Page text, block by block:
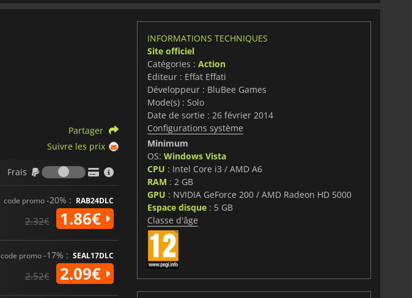
Partager
Suivre les prix
Frais
Frais
code promo-20% : RAB24DLC
2.32€ 1.86€
code promo-17% : SEAL17DLC
2.52€ 2.09€
INFORMATIONS TECHNIQUES
Site officiel
Catégories : Action
Editeur : Effat Effati
Développeur : BluBee Games
Mode(s) : Solo
Date de sortie : 26 février 2014
Configurations système
Minimum
OS: Windows Vista
CPU : Intel Core i3 / AMD A6
RAM : 2 GB
GPU : NVIDIA GeForce 200 / AMD Radeon HD 5000
Espace disque: 5 GB
Classe d'âge